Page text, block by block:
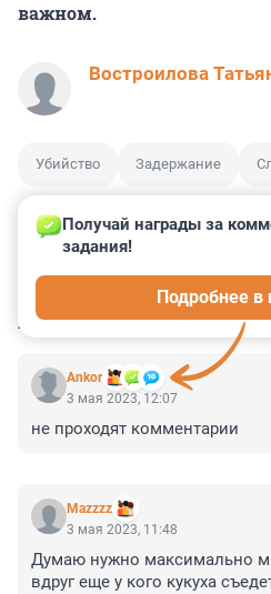
важном.
Востроилова
Убийство Задержание
КОММЕНТАРИИ 14
Ankor
Получай награды за
задания!
Подробнее в
3 мая 2023, 12:07
не проходят комментарии
Mazzzz
3 мая 2023, 11:48
Думаю нужно максимально
вдруг еще у кого кукуха